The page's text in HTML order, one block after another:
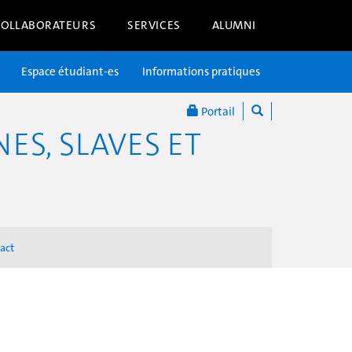
SERVICES ALUMNI
Portail
Espace étudiant-es Informations pratiques
SLAVES ET